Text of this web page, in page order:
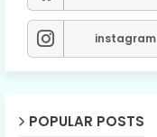
instagram
POPULAR POSTS